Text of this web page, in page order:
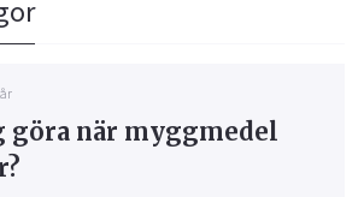
göra när myggmedel